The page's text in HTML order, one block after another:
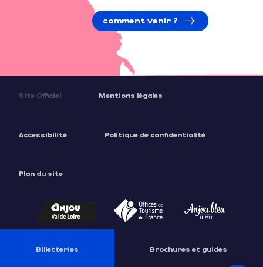
Description
comment venir ?
Site Officiel Mentions légales
Accessibilité Politique de confidentialité
Plan du site
Billetteries Brochures et guides